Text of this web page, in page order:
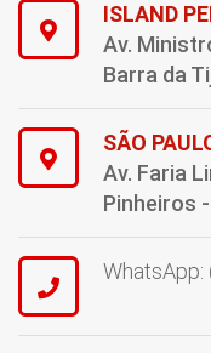
ISLAND
Av.
Barra da
SÃO
Av. Faria
Pinheiros
WhatsApp: